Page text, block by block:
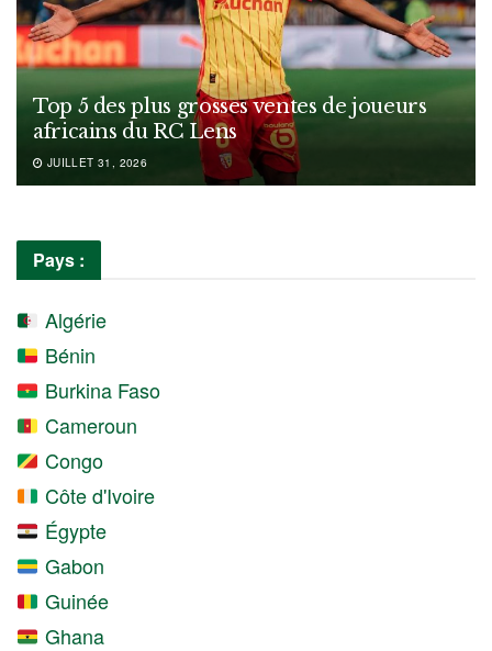
Top 5 des plus grosses ventes de joueurs
africains du RC Lens
JUILLET 31, 2026
Pays :
Algérie
Bénin
Burkina Faso
Cameroun
Congo
Côte d'Ivoire
Égypte
Gabon
Guinée
Ghana